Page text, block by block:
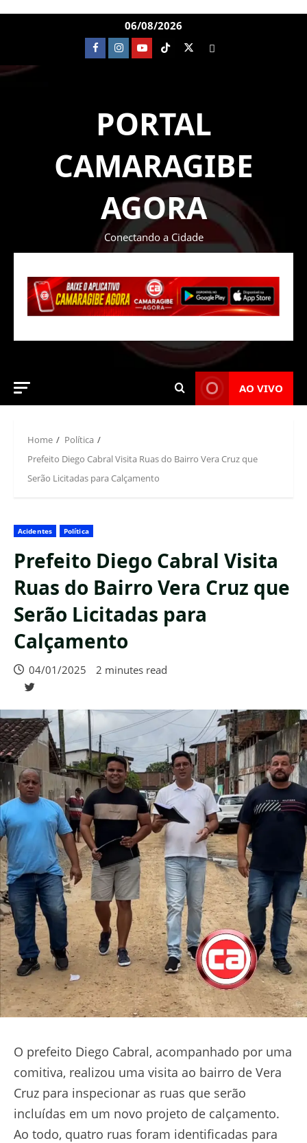
06/08/2026
PORTAL
CAMARAGIBE
AGORA
Conectando a Cidade
AO VIVO
Home
Política
Prefeito Diego Cabral Visita Ruas do Bairro Vera Cruz que
Serão Licitadas para Calçamento
Acidentes Política
Prefeito Diego Cabral Visita
Ruas do Bairro Vera Cruz que
Serão Licitadas para
Calçamento
04/01/2025 2 minutes read
O prefeito Diego Cabral, acompanhado por uma
comitiva, realizou uma visita ao bairro de Vera
Cruz para inspecionar as ruas que serão
incluídas em um novo projeto de calçamento.
Ao todo, quatro ruas foram identificadas para